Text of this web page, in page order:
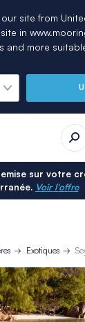
site from
in
and more
sur votre
Voir l'offre
Exotiques